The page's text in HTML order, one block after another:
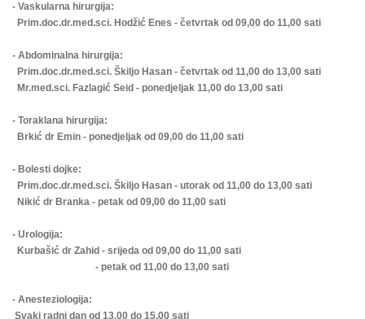
- Vaskularna hirurgija:
Prim.doc.dr.med.sci. Hodžić Enes - četvrtak od 09,00 do 11,00 sati
- Abdominalna hirurgija:
Prim.doc.dr.med.sci. Škiljo Hasan - četvrtak od 11,00 do 13,00 sati
Mr.med.sci. Fazlagić Seid - ponedjeljak 11,00 do 13,00 sati
- Toraklana hirurgija:
Brkić dr Emin - ponedjeljak od 09,00 do 11,00 sati
- Bolesti dojke:
Prim.doc.dr.med.sci. Škiljo Hasan - utorak od 11,00 do 13,00 sati
Nikić dr Branka - petak od 09,00 do 11,00 sati
- Urologija:
Kurbašić dr Zahid - srijeda od 09,00 do 11,00 sati
- petak od 11,00 do 13,00 sati
- Anesteziologija:
Svaki radni dan od 13,00 do 15,00 sati